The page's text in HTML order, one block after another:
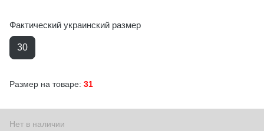
Фактический украинский размер
30
Размер на товаре: 31
Нет в наличии